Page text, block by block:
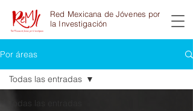
Red Mexicana de Jóvenes por
la Investigación
Por áreas
Todas las entradas
Todas las entradas